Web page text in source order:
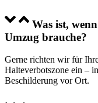
Was ist,
Umzug brauche?
Gerne richten wir für
Halteverbotszone ein –
Beschilderung vor Ort.